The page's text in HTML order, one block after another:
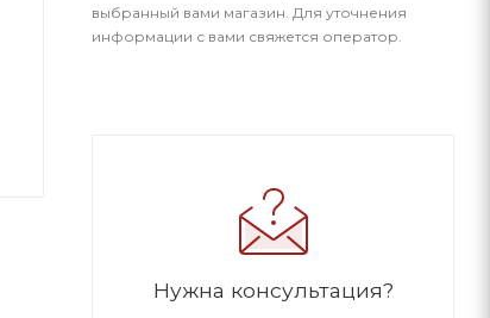
выбранный вами магазин. Для уточнения
информации с вами свяжется оператор.
Нужна консультация?